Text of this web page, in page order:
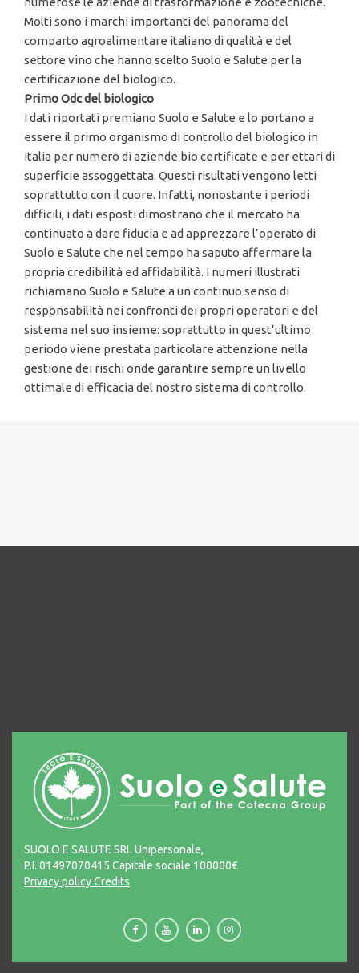
Molti sono i marchi importanti del panorama del
comparto agroalimentare italiano di qualità e del
settore vino che hanno scelto Suolo e Salute per la
certificazione del biologico.
Primo Odc del biologico
I dati riportati premiano Suolo e Salute e lo portano a
essere il primo organismo di controllo del biologico in
Italia per numero di aziende bio certificate e per ettari di
superficie assoggettata. Questi risultati vengono letti
soprattutto con il cuore. Infatti, nonostante i periodi
difficili, i dati esposti dimostrano che il mercato ha
continuato a dare fiducia e ad apprezzare l’operato di
Suolo e Salute che nel tempo ha saputo affermare la
propria credibilità ed affidabilità. I numeri illustrati
richiamano Suolo e Salute a un continuo senso di
responsabilità nei confronti dei propri operatori e del
sistema nel suo insieme: soprattutto in quest’ultimo
periodo viene prestata particolare attenzione nella
gestione dei rischi onde garantire sempre un livello
ottimale di efficacia del nostro sistema di controllo.
SUOLO E SALUTE SRL Unipersonale,
P.I. 01497070415 Capitale sociale 100000€
Privacy policyCredits